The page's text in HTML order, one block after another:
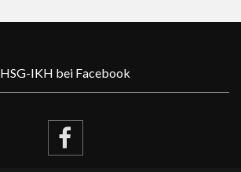
HSG-IKH bei Facebook